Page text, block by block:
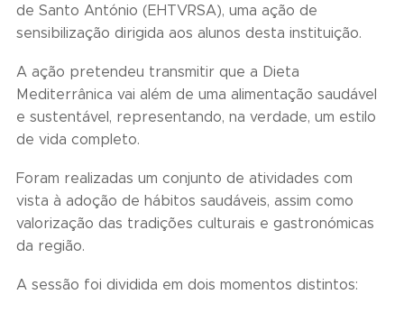
de Santo António (EHTVRSA), uma ação de
sensibilização dirigida aos alunos desta instituição.
A ação pretendeu transmitir que a Dieta
Mediterrânica vai além de uma alimentação saudável
e sustentável, representando, na verdade, um estilo
de vida completo.
Foram realizadas um conjunto de atividades com
vista à adoção de hábitos saudáveis, assim como
valorização das tradições culturais e gastronómicas
da região.
A sessão foi dividida em dois momentos distintos: